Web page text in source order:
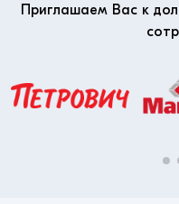
Приглашаем Вас к